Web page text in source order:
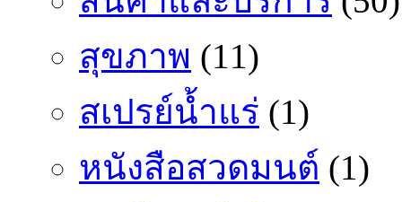
สุขภาพ (11)
สเปรย์น้ำแร่ (1)
หนังสือสวดมนต์ (1)